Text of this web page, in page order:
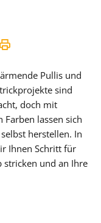
Pullis und
sind
doch mit
lassen sich
herstellen. In
Ihnen Schritt für
stricken und an Ihre